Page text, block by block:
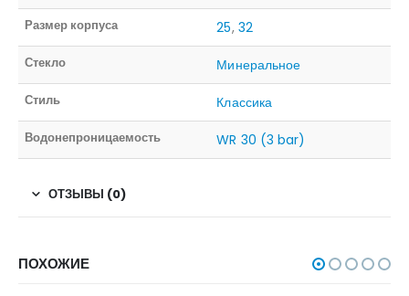
Размер корпуса 25, 32
Стекло Минеральное
Стиль Классика
Водонепроницаемость WR 30 (3 bar)
ОТЗЫВЫ (0)
ПОХОЖИЕ